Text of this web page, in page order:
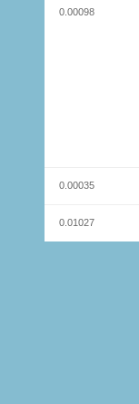
0.00098
0.00035
0.01027